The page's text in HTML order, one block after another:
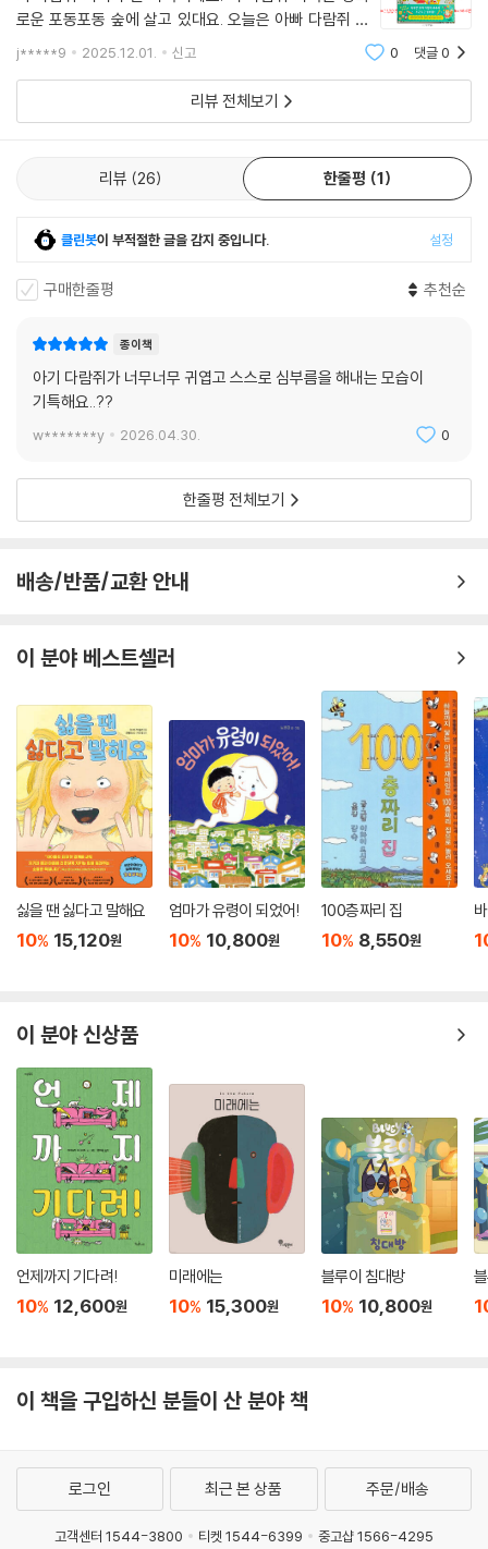
로운 포동포동 숲에 살고 있대요. 오늘은 아빠 다람쥐 그
린과 꼬마 다람쥐 루루가 엄마 심부름을 하기 위해 집을
나섰대요."종종 종종 랄랄라!"맨 처음으로 갈 가게는 어디
일까요?돼지 아저씨가 사과와 고구마를 먹
j*****9 2025.12.01. 신고 0 댓글0
리뷰 전체보기
리뷰 26 한줄평 1
클린봇이 부적절한 글을 감지 중입니다. 설정
구매한줄평 추천순
종이책
아기 다람쥐가 너무너무 귀엽고 스스로 심부름을 해내는 모습이
기특해요..??
w*******y 2026.04.30. 0
한줄평 전체보기
배송/반품/교환 안내
이 분야 베스트셀러
싫을 땐 싫다고 말해요
10% 15,120원
엄마가 유령이 되었어!
10% 10,800원
100층짜리 집
10% 8,550원
이 분야 신상품
언제까지 기다려!
10% 12,600원
미래에는
10% 15,300원
블루이 침대방
10% 10,800원
이 책을 구입하신 분들이 산 분야 책
로그인 최근 본 상품 주문/배송
고객센터 1544-3800 티켓 1544-6399 중고샵 1566-4295